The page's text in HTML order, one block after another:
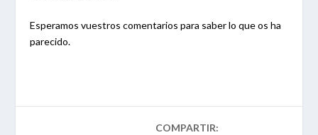
Esperamos vuestros comentarios para saber lo que os ha
parecido.